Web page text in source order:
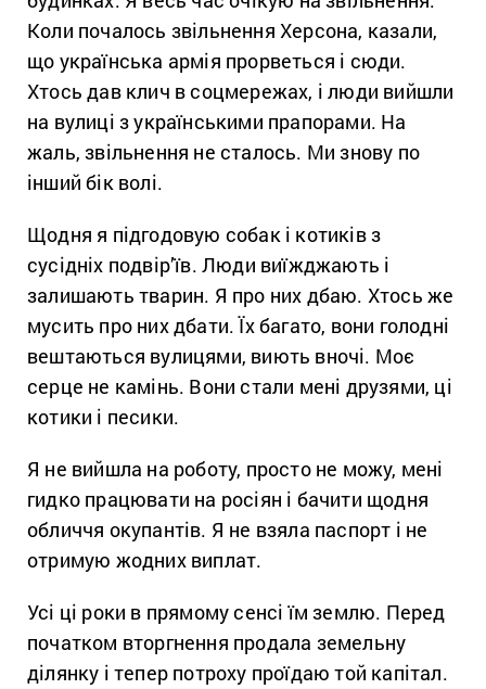
Коли почалось звільнення Херсона, казали,
що українська армія прорветься і сюди.
Хтось дав клич в соцмережах, і люди вийшли
на вулиці з українськими прапорами. На
жаль, звільнення не сталось. Ми знову по
інший бік волі.
Щодня я підгодовую собак і котиків з
сусідніх подвір’їв. Люди виїжджають і
залишають тварин. Я про них дбаю. Хтось же
мусить про них дбати. Їх багато, вони голодні
вештаються вулицями, виють вночі. Моє
серце не камінь. Вони стали мені друзями, ці
котики і песики.
Я не вийшла на роботу, просто не можу, мені
гидко працювати на росіян і бачити щодня
обличчя окупантів. Я не взяла паспорт і не
отримую жодних виплат.
Усі ці роки в прямому сенсі їм землю. Перед
початком вторгнення продала земельну
ділянку і тепер потроху проїдаю той капітал.